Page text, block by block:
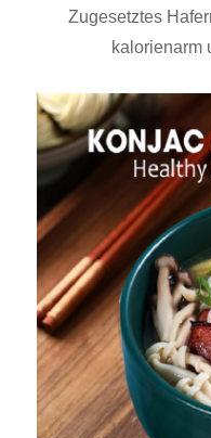
Zugesetztes
kalorienarm